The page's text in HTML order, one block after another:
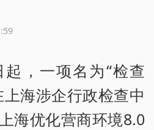
，一项名为“检查
海涉企行政检查中
海优化营商环境8.0